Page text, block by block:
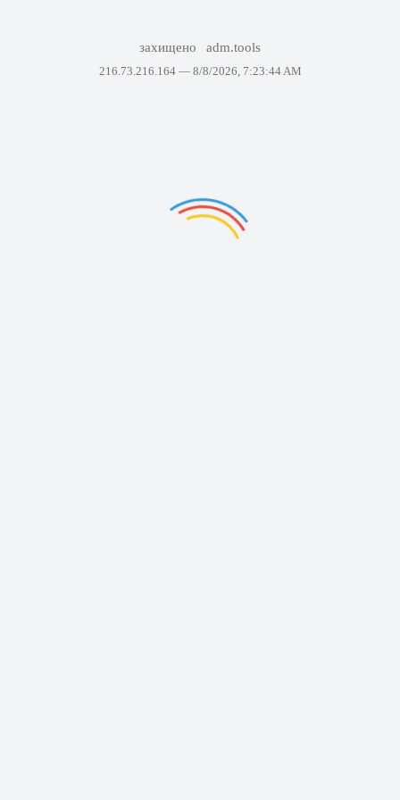
захищено adm.tools
216.73.216.164 — 8/8/2026, 7:23:44 AM